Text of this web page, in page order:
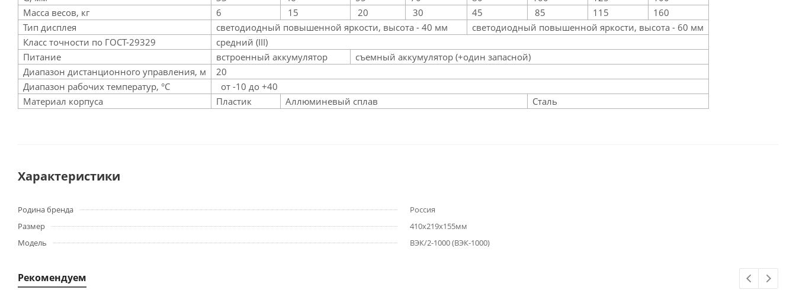
Масса весов, кг
6 15 20 30 45 85 115
160
Тип дисплея
светодиодный повышенной яркости, высота - 40 мм
светодиодный повышенной яркости, высота - 60 мм
Класс точности по ГОСТ-29329
средний (III)
Питание
встроенный аккумулятор
съемный аккумулятор (+один запасной)
Диапазон дистанционного управления, м
20
Диапазон рабочих температур, °C
от -10 до +40
Материал корпуса
Пластик Аллюминевый сплав Сталь
Характеристики
Родина бренда
Россия
Размер
410х219х155мм
Модель
ВЭК/2-1000 (ВЭК-1000)
Рекомендуем